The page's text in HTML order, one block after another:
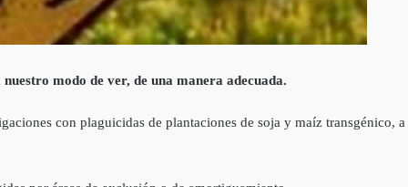
modo de ver, de una manera adecuada.
con plaguicidas de plantaciones de soja y maíz transgénico, a